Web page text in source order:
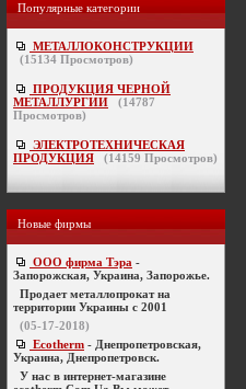
Популярные категории
МЕТАЛЛОКОНСТРУКЦИИ
(15134 Просмотров)
ПРОДУКЦИЯ ЧЕРНОЙ
МЕТАЛЛУРГИИ
(14787
Просмотров)
ЭЛЕКТРОТЕХНИЧЕСКАЯ
ПРОДУКЦИЯ
(14159 Просмотров)
Новые фирмы
ООО фирма Тэра -
Запорожская, Украина, Запорожье.
Продает металлопрокат на
территории Украины с 2001
(05-17-2018)
Ecotherm - Днепропетровская,
Украина, Днепропетровск.
У нас в интернет-магазине